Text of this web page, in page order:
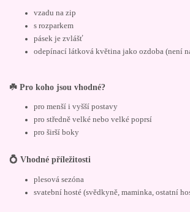
vzadu na zip
s rozparkem
pásek je zvlášť
odepínací látková květina jako ozdoba (není
☘️ Pro koho jsou vhodné?
pro menší i vyšší postavy
pro středně velké nebo velké poprsí
pro širší boky
💍 Vhodné příležitosti
plesová sezóna
svatební hosté (svědkyně, maminka, ostatní